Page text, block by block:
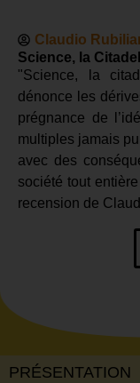
Claudio
Science, la
"Science, la
dénonce les
prégnance de
multiples jamais
avec des
société tout
recension de
PRÉSENTATION